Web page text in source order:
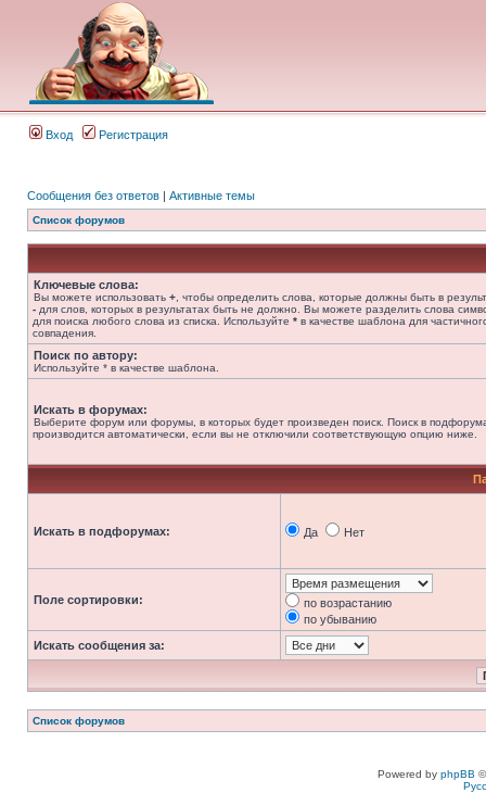
Вход Регистрация
Сообщения без ответов | Активные темы
Список форумов
Ключевые слова:
Вы можете использовать + , чтобы определить слова, которые должны быть в
- для слов, которых в результатах быть не должно. Вы можете разделить слова
для поиска любого слова из списка. Используйте * в качестве шаблона для
совпадения.
Поиск по автору:
Используйте * в качестве шаблона.
Искать в форумах:
Выберите форум или форумы, в которых будет произведен поиск. Поиск в
производится автоматически, если вы не отключили соответствующую опцию ниже.
Искать в подфорумах: Да Нет
Поле сортировки:
по возрастанию
по убыванию
Искать сообщения за:
Список форумов
Powered by phpBB